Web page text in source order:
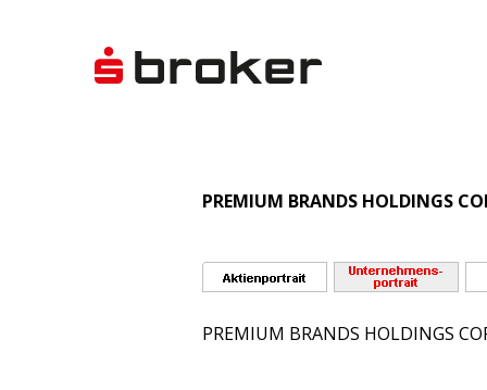
PREMIUM BRANDS HOLDINGS
PREMIUM BRANDS HOLDINGS